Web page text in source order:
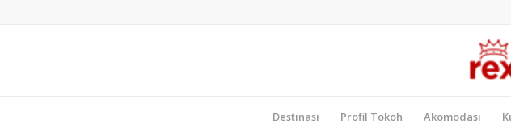
Destinasi Profil Tokoh Akomodasi